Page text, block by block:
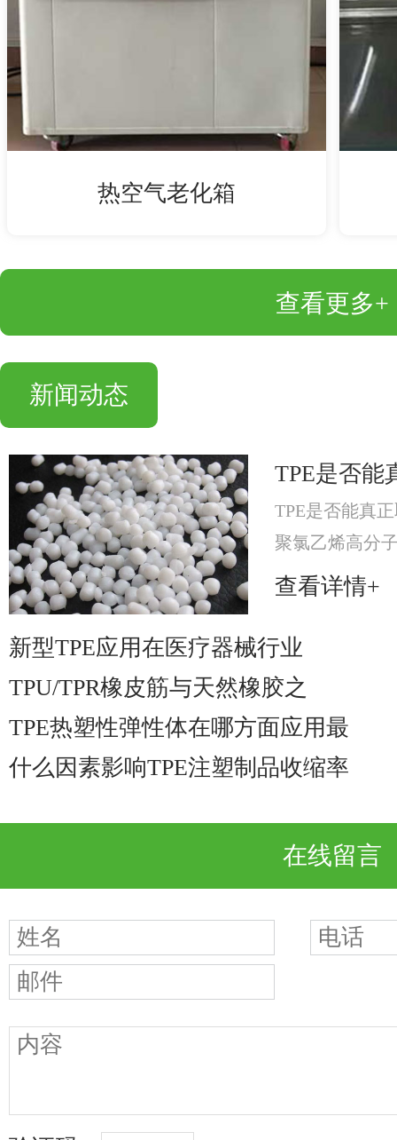
热空气老化箱
查看更多+
新闻动态
TPE是否能
TPE是否能真
聚氯乙烯高分
分，提升材料
查看详情+
新型TPE应用在医疗器械行业
TPU/TPR橡皮筋与天然橡胶之
TPE热塑性弹性体在哪方面应用最
什么因素影响TPE注塑制品收缩率
在线留言